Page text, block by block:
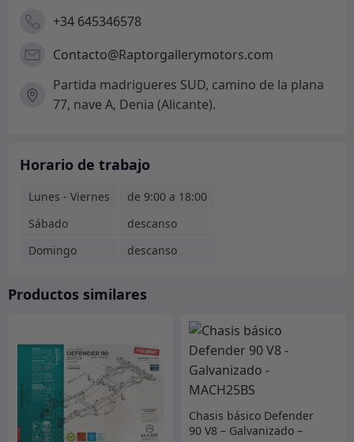
+34 645346578
Contacto@Raptorgallerymotors.com
Partida madrigueres SUD, camino de la plana
77, nave A, Denia (Alicante).
Horario de trabajo
Lunes - Viernes
de 9:00 a 18:00
Sábado
descanso
Domingo
descanso
Productos similares
Chasis básico Defender
90 V8 – Galvanizado –